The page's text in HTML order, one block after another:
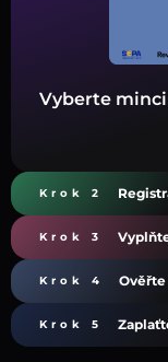
Vyberte
Krok 2
Krok 3
Krok 4
Krok 5